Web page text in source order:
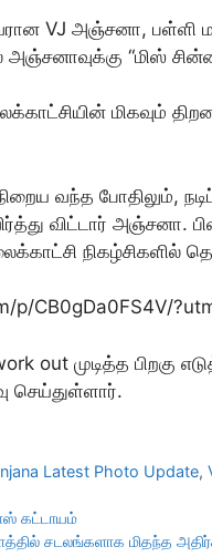
VJ அஞ்சனா, பள்ளி
“மிஸ்
மிகவும்
வந்த போதிலும்,
விட்டார் அஞ்சனா.
நிகழ்சிகளில்
CB0gDa0FS4V/
out முடித்த பிறகு
செய்துள்ளார்.
Latest Photo Update,
கட்டாயம்
சடலங்களாக மிதந்த